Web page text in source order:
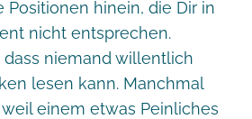
Positionen hinein, die Dir in
nicht entsprechen.
dass niemand willentlich
lesen kann. Manchmal
einem etwas Peinliches